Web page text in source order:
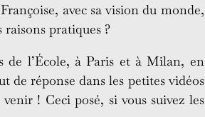
avec sa vision du monde,
raisons pratiques ?
de l’École, à Paris et à Milan, en
de réponse dans les petites vidéos
! Ceci posé, si vous suivez les